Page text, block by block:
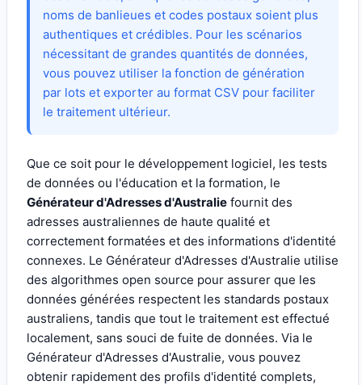
noms de banlieues et codes postaux soient plus
authentiques et crédibles. Pour les scénarios
nécessitant de grandes quantités de données,
vous pouvez utiliser la fonction de génération
par lots et exporter au format CSV pour faciliter
le traitement ultérieur.
Que ce soit pour le développement logiciel, les tests
de données ou l'éducation et la formation, le
Générateur d'Adresses d'Australie fournit des
adresses australiennes de haute qualité et
correctement formatées et des informations d'identité
connexes. Le Générateur d'Adresses d'Australie utilise
des algorithmes open source pour assurer que les
données générées respectent les standards postaux
australiens, tandis que tout le traitement est effectué
localement, sans souci de fuite de données. Via le
Générateur d'Adresses d'Australie, vous pouvez
obtenir rapidement des profils d'identité complets,